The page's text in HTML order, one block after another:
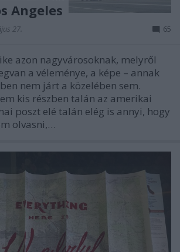
Angeles
27. 65
azon nagyvárosoknak, melyről
a véleménye, a képe – annak
nem járt a közelében sem.
kis részben talán az amerikai
poszt elé talán elég is annyi, hogy
olvasni,…